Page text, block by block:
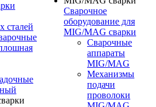
сталей
Сварочное
оборудование для
MIG/MAG сварки
Сварочные
аппараты
MIG/MAG
Механизмы
подачи
проволоки